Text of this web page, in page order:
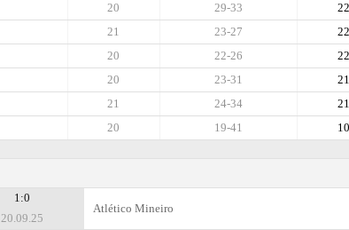
22
29-33
20
22
23-27
21
22
22-26
20
21
23-31
20
21
24-34
21
10
19-41
20
1:0
20.09.25
Atlético Mineiro